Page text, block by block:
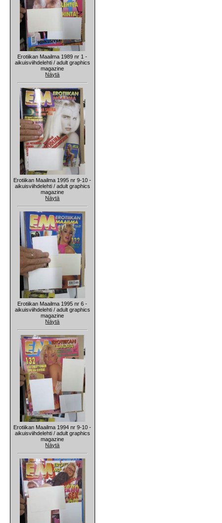
Erotiikan Maailma 1989 nr 1 -
aikuisviihdelehti / adult graphics
magazine
Näytä
Erotiikan Maailma 1995 nr 9-10 -
aikuisviihdelehti / adult graphics
magazine
Näytä
Erotiikan Maailma 1995 nr 6 -
aikuisviihdelehti / adult graphics
magazine
Näytä
Erotiikan Maailma 1994 nr 9-10 -
aikuisviihdelehti / adult graphics
magazine
Näytä